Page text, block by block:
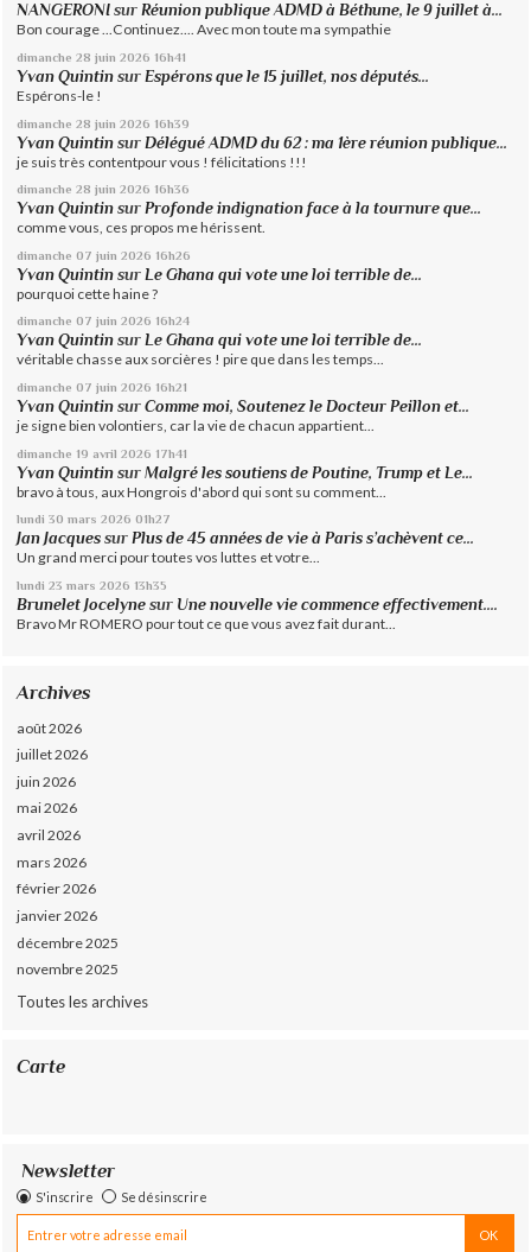
NANGERONI surRéunion publique ADMD à Béthune, le 9 juillet à...
Bon courage ...Continuez.... Avec mon toute ma sympathie
dimanche 28 juin 2026 16h41
Yvan Quintin surEspérons que le 15 juillet, nos députés...
Espérons-le !
dimanche 28 juin 2026 16h39
Yvan Quintin surDélégué ADMD du 62 : ma 1ère réunion publique...
je suis très contentpour vous ! félicitations !!!
dimanche 28 juin 2026 16h36
Yvan Quintin surProfonde indignation face à la tournure que...
comme vous, ces propos me hérissent.
dimanche 07 juin 2026 16h26
Yvan Quintin sur Le Ghana qui vote une loi terrible de...
pourquoi cette haine ?
dimanche 07 juin 2026 16h24
Yvan Quintin surLe Ghana qui vote une loi terrible de...
véritable chasse aux sorcières ! pire que dans les temps...
dimanche 07 juin 2026 16h21
Yvan Quintin surComme moi, Soutenez le Docteur Peillon et...
je signe bien volontiers, car la vie de chacun appartient...
dimanche 19 avril 2026 17h41
Yvan Quintin surMalgré les soutiens de Poutine, Trump et Le...
bravo à tous, aux Hongrois d'abord qui sont su comment...
lundi 30 mars 2026 01h27
Jan Jacques surPlus de 45 années de vie à Paris s’achèvent ce...
Un grand merci pour toutes vos luttes et votre...
lundi 23 mars 2026 13h35
Brunelet Jocelyne sur Une nouvelle vie commence effectivement....
Bravo Mr ROMERO pour tout ce que vous avez fait durant...
Archives
août 2026
juillet 2026
juin 2026
mai 2026
avril 2026
mars 2026
février 2026
janvier 2026
décembre 2025
novembre 2025
Toutes les archives
Carte
Newsletter
S'inscrire Se désinscrire